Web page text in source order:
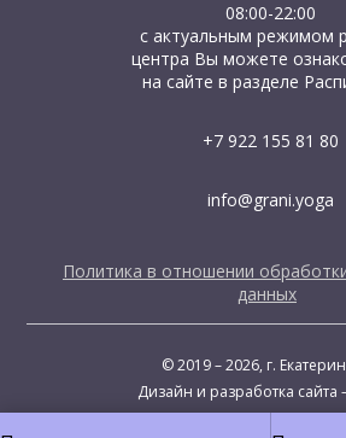
+7 922 155 81 80
info@grani.yoga
08:00-22:00
с актуальным режимом
центра Вы можете
на сайте в разделе
Политика в отношении
данных
© 2019 – 2026, г.
Дизайн и разработка сайта